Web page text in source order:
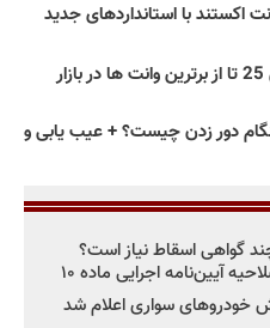
اکستند با استانداردهای جدید
بهترین وانت ها در ایران: معرفی 25 تا از برترین وانت ها در بازار
دور زدن چیست؟ + عیب یابی و
گواهی اسقاط نیاز است؟
خودروهای سواری اعلام شد